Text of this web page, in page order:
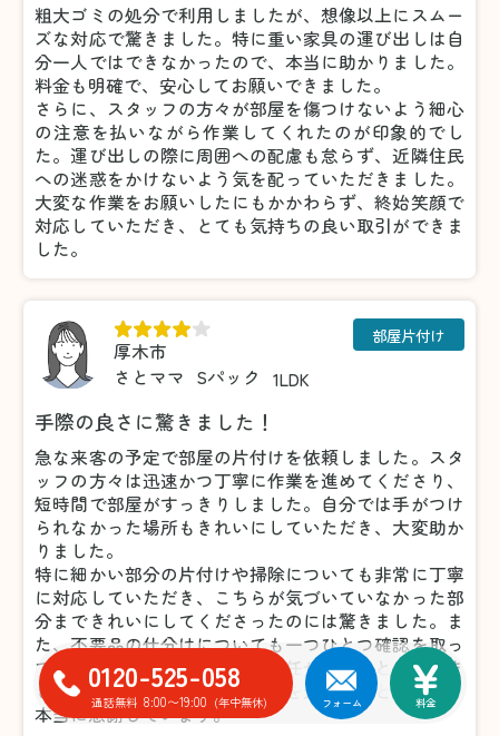
粗大ゴミの処分で利用しましたが、想像以上にスムー
ズな対応で驚きました。特に重い家具の運び出しは自
分一人ではできなかったので、本当に助かりました。
料金も明確で、安心してお願いできました。
さらに、スタッフの方々が部屋を傷つけないよう細心
の注意を払いながら作業してくれたのが印象的でし
た。運び出しの際に周囲への配慮も怠らず、近隣住民
への迷惑をかけないよう気を配っていただきました。
大変な作業をお願いしたにもかかわらず、終始笑顔で
対応していただき、とても気持ちの良い取引ができま
した。
厚木市
さとママ Sパック 1LDK
部屋片付け
手際の良さに驚きました！
急な来客の予定で部屋の片付けを依頼しました。スタ
ッフの方々は迅速かつ丁寧に作業を進めてくださり、
短時間で部屋がすっきりしました。自分では手がつけ
られなかった場所もきれいにしていただき、大変助か
りました。
特に細かい部分の片付けや掃除についても非常に丁寧
に対応していただき、こちらが気づいていなかった部
分まできれいにしてくださったのには驚きました。ま
た、不要品の仕分けについても一つひとつ確認を取っ
てくださったため、安心してお任せすることができま
した。おかげで気持ちよく来客を迎えることができ、
本当に感謝しています。
0120-525-058
通話無料 8:00〜19:00 (年中無休) フォーム 料金